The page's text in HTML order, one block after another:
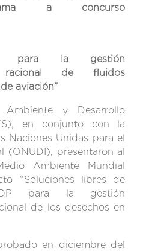
a concurso
para la gestión
racional de fluidos
aviación”
y Desarrollo
en conjunto con la
Naciones Unidas para el
(ONUDI), presentaron al
Ambiente Mundial
“Soluciones libres de
para la gestión
de los desechos en
en diciembre del